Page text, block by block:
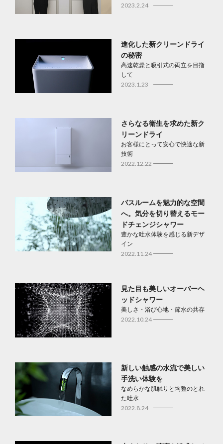
2023.2.24
進化した新クリーンドライ
の秘密
高速乾燥と吸引式の両立を目指
して
2023.1.23
さらなる衛生を求めた新ク
リーンドライ
お客様にとって安心で快適な新
技術
2022.12.22
バスルームを魅力的な空間
へ。気分を切り替えるモー
ドチェンジシャワー
豊かな吐水体験を感じる新デザ
イン
2022.11.24
見た目も美しいオーバーヘ
ッドシャワー
美しさ・浴び心地・節水の共存
2022.10.24
新しい触感の水流で美しい
手洗い体験を
なめらかな肌触りと均整のとれ
た吐水
2022.8.24